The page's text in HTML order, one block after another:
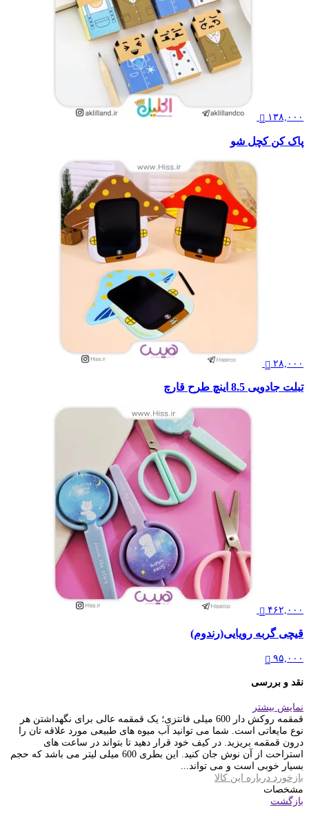
۱۳۸,۰۰۰
پاک کن کچل شو
۲۸,۰۰۰
تبلت جادویی 8.5 اینچ طرح قارچ
۴۶۲,۰۰۰
قیچی گربه رویایی(رندوم)
۹۵,۰۰۰
نقد و بررسی
نمایش بیشتر
قمقمه روکش دار 600 میلی فانتزی؛ یک قمقمه عالی برای نگهداشتن هر
نوع مایعاتی است. شما می توانید آب میوه های طبیعی مورد علاقه تان را
درون قمقمه بریزید. در کیف خود قرار دهید تا بتواند در ساعت های
استراحت از آن نوش جان کنید. این بطری 600 میلی لیتر می باشد که حجم
بسیار خوبی است و می تواند...
بازخورد درباره این کالا
مشخصات
بازگشت